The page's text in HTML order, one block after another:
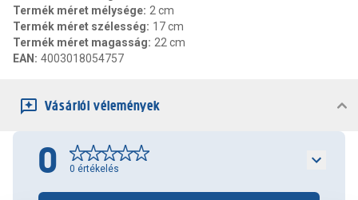
Termék méret mélysége: 2 cm
Termék méret szélesség: 17 cm
Termék méret magasság: 22 cm
EAN : 4003018054757
Vásárlói vélemények
0 0 értékelés